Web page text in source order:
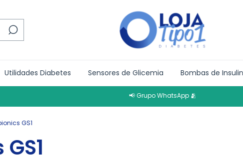
Utilidades Diabetes Sensores de Glicemia Bombas de
📢 Grupo WhatsApp 🫂
GS1